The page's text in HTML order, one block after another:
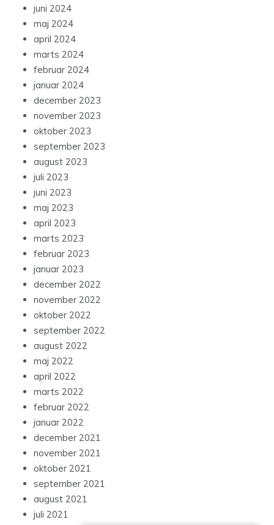
juni 2024
maj 2024
april 2024
marts 2024
februar 2024
januar 2024
december 2023
november 2023
oktober 2023
september 2023
august 2023
juli 2023
juni 2023
maj 2023
april 2023
marts 2023
februar 2023
januar 2023
december 2022
november 2022
oktober 2022
september 2022
august 2022
maj 2022
april 2022
marts 2022
februar 2022
januar 2022
december 2021
november 2021
oktober 2021
september 2021
august 2021
juli 2021